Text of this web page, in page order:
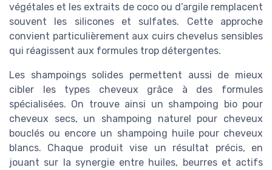
végétales et les extraits de coco ou d’argile remplacent
souvent les silicones et sulfates. Cette approche
convient particulièrement aux cuirs chevelus sensibles
qui réagissent aux formules trop détergentes.
Les shampoings solides permettent aussi de mieux
cibler les types cheveux grâce à des formules
spécialisées. On trouve ainsi un shampoing bio pour
cheveux secs, un shampoing naturel pour cheveux
bouclés ou encore un shampoing huile pour cheveux
blancs. Chaque produit vise un résultat précis, en
jouant sur la synergie entre huiles, beurres et actifs